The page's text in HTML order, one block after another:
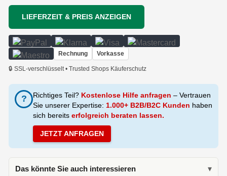
LIEFERZEIT & PREIS ANZEIGEN
Rechnung Vorkasse
🔒 SSL-verschlüsselt • Trusted Shops Käuferschutz
? Richtiges Teil? Kostenlose Hilfe anfragen – Vertrauen
Sie unserer Expertise: 1.000+ B2B/B2C Kunden haben
sich bereits erfolgreich beraten lassen.
JETZT ANFRAGEN
Das könnte Sie auch interessieren ▾